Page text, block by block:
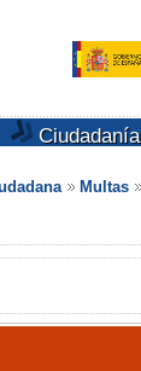
Ciudadanía
Multas